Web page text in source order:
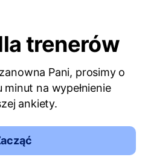
trenerów
Pani, prosimy o
na wypełnienie
ankiety.